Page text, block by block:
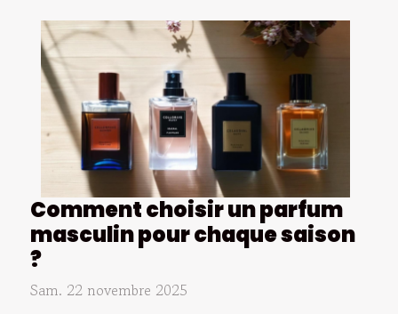
Comment choisir un parfum
masculin pour chaque saison
?
Sam. 22 novembre 2025